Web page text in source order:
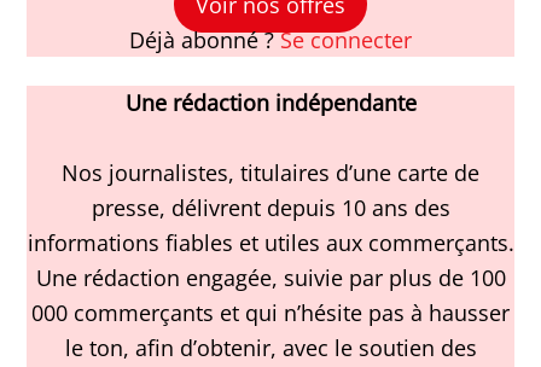
Déjà abonné ?Se connecter
Une rédaction indépendante
Nos journalistes, titulaires d’une carte de
presse, délivrent depuis 10 ans des
informations fiables et utiles aux commerçants.
Une rédaction engagée, suivie par plus de 100
000 commerçants et qui n’hésite pas à hausser
le ton, afin d’obtenir, avec le soutien des